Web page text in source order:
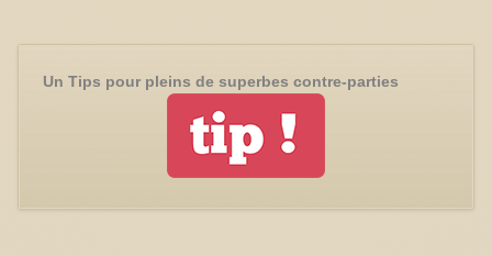
Un Tips pour pleins de superbes contre-parties